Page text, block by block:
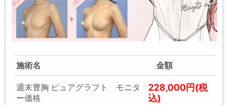
施術名 金額
週末豊胸 ピュアグラフト モニタ
ー価格
228,000円(税
込)